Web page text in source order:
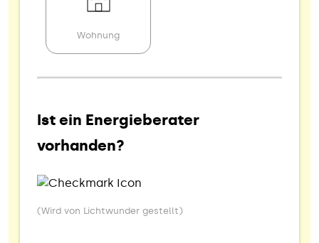
Wohnung
Ist ein Energieberater
vorhanden?
(Wird von Lichtwunder gestellt)